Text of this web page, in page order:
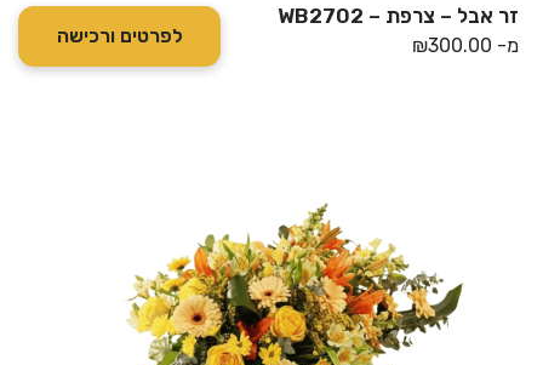
זר אבל – צרפת – WB2702
מ- ₪300.00 לפרטים ורכישה